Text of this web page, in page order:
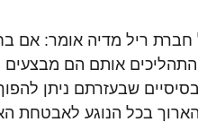
חברת ריל מדיה אומר: אם
אותם הם
שבעזרתם ניתן
בכל הנוגע לאבטחת